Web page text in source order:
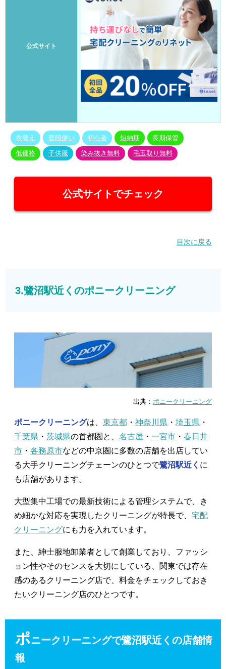
公式サイト
衣替え 普段使い 初心者 短納期 長期保管
低価格 子供服 染み抜き無料 毛玉取り無料
公式サイトでチェック
目次に戻る
3.鷺沼駅近くのポニークリーニング
出典： ポニークリーニング
ポニークリーニングは、 東京都 ・ 神奈川県 ・ 埼玉県 ・
千葉県 ・ 茨城県の首都圏と、 名古屋 ・ 一宮市 ・ 春日井
市 ・ 各務原市などの中京圏に多数の店舗を出店してい
る大手クリーニングチェーンのひとつで鷺沼駅近く に
も店舗があります。
大型集中工場での最新技術による管理システムで、き
め細かな対応を実現したクリーニングが特長で、 宅配
クリーニングにも力を入れています。
また、紳士服地卸業者として創業しており、ファッシ
ョン性やそのセンスを大切にしている、関東では存在
感のあるクリーニング店で、料金をチェックしておき
たいクリーニング店のひとつです。
ポニークリーニングで鷺沼駅近くの店舗情
報